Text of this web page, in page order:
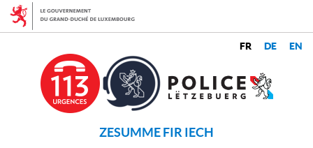
Aller
Aller
ZESUMME FIR IECH
LANGUE